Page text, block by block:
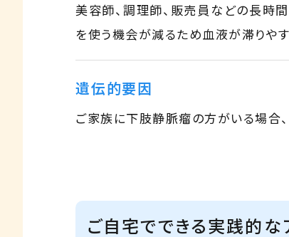
美容師、調理師、販売員などの長時
を使う機会が減るため血液が滞りやす
遺伝的要因
ご家族に下肢静脈瘤の方がいる場合
ご自宅でできる実践的な